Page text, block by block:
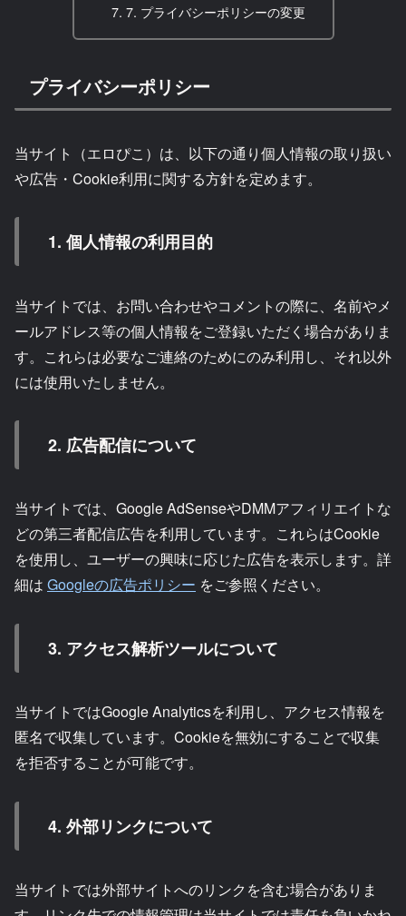
7. プライバシーポリシーの変更
プライバシーポリシー
当サイト（エロぴこ）は、以下の通り個人情報の取り扱い
や広告・Cookie利用に関する方針を定めます。
1. 個人情報の利用目的
当サイトでは、お問い合わせやコメントの際に、名前やメ
ールアドレス等の個人情報をご登録いただく場合がありま
す。これらは必要なご連絡のためにのみ利用し、それ以外
には使用いたしません。
2. 広告配信について
当サイトでは、Google AdSenseやDMMアフィリエイトな
どの第三者配信広告を利用しています。これらはCookie
を使用し、ユーザーの興味に応じた広告を表示します。詳
細は Googleの広告ポリシー をご参照ください。
3. アクセス解析ツールについて
当サイトではGoogle Analyticsを利用し、アクセス情報を
匿名で収集しています。Cookieを無効にすることで収集
を拒否することが可能です。
4. 外部リンクについて
当サイトでは外部サイトへのリンクを含む場合がありま